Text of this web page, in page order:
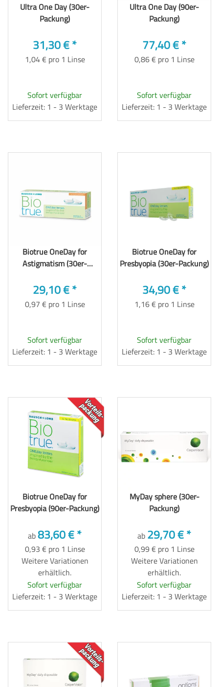
Ultra One Day (30er-
Packung)
31,30 €*
1,04 € pro 1 Linse
Sofort verfügbar
Lieferzeit: 1 - 3 Werktage
Ultra One Day (90er-
Packung)
77,40 €*
0,86 € pro 1 Linse
Sofort verfügbar
Lieferzeit: 1 - 3 Werktage
Biotrue OneDay for
Astigmatism (30er-
29,10 €*
0,97 € pro 1 Linse
Sofort verfügbar
Lieferzeit: 1 - 3 Werktage
Biotrue OneDay for
Presbyopia (30er-Packung)
34,90 €*
1,16 € pro 1 Linse
Sofort verfügbar
Lieferzeit: 1 - 3 Werktage
TOP
Biotrue OneDay for
Presbyopia (90er-Packung)
ab83,60 €*
0,93 € pro 1 Linse
Weitere Variationen
erhältlich.
Sofort verfügbar
Lieferzeit: 1 - 3 Werktage
MyDay sphere (30er-
Packung)
ab 29,70 €*
0,99 € pro 1 Linse
Weitere Variationen
erhältlich.
Sofort verfügbar
Lieferzeit: 1 - 3 Werktage
TOP